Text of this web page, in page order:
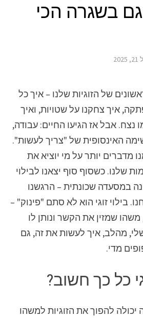
בשגרה הכי
של הזוגיות שלנו – איך כל
איך צחקנו על שטויות, ואיך
נצח. אבל אז הגיעו החיים: עבודה,
האינסופית של "צריך לעשות".
מדברים יותר על מי יוציא את
שלנו. כשסוף סוף יצאנו לבילוי
במסעדה שכונתית – הרגשנו
בילוי זוגי הוא לא סתם "פינוק" –
שמזין את הקשר ונותן לו
מהלב, איך לעשות את זה, גם
מדי.
כל כך חשוב?
להפוך את הזוגיות למשהו